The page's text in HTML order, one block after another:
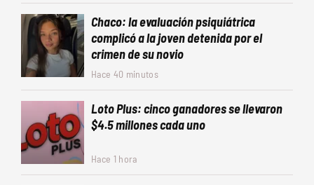
Chaco: la evaluación psiquiátrica
complicó a la joven detenida por el
crimen de su novio
Hace 40 minutos
Loto Plus: cinco ganadores se llevaron
$4.5 millones cada uno
Hace 1 hora